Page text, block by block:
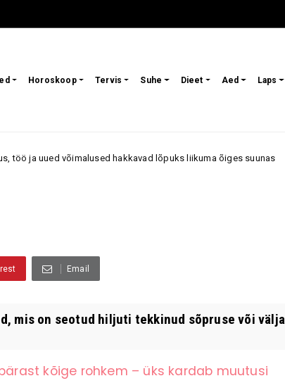
Horoskoop Tervis Suhe Dieet Aed Laps
hakkavad lõpuks liikuma õiges suunas Armastus
Email
mis on seotud hiljuti tekkinud sõpruse või välja
kõige rohkem – üks kardab muutusi